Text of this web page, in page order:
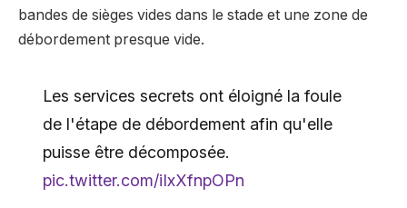
bandes de sièges vides dans le stade et une zone de
débordement presque vide.
Les services secrets ont éloigné la foule
de l'étape de débordement afin qu'elle
puisse être décomposée.
pic.twitter.com/iIxXfnpOPn